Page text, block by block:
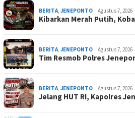
BERITA, JENEPONTO Agustus 7, 2026
Kibarkan Merah Putih,
BERITA, JENEPONTO Agustus 7, 2026
Tim Resmob Polres
BERITA, JENEPONTO Agustus 7, 2026
Jelang HUT RI, Kapolres